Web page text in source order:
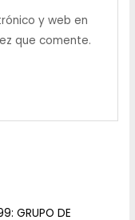
y web en
que comente.
GRUPO DE